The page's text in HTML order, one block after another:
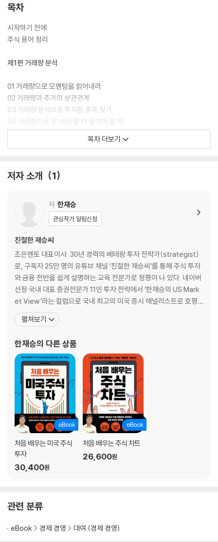
목차
시작하기 전에
주식 용어 정리
제1편 거래량 분석
01 거래량으로 모멘텀을 읽어내라
02 거래량과 주가의 상관관계
03 거래량 분석으로 투자할 종목 찾기
04 거래량으로 본 사야 할 때 팔아야 할 때
05 쉿! 대량 거래의 비밀과 급등주의 특징
06 추세를 아는 것은 성공 투자의 지름길
08 추세를 이용하여 강한 종목 찾기
09 이럴 때는 빨리 발을 빼라
10 내 종목은 어디까지 갈까?
제3편 캔들과 떠나는 주식 여행
11 캔들의 첫걸음
12 반전을 알리는 캔들의 기본형
13 반전형 캔들로 본 살 때와 팔 때
15 지속형을 알면 수익이 보인다
제4편 이동평균선을 이용한 매매법
16 이동평균선을 보면 주가의 움직임이 보인다
17 주가의 흐름과 그랜빌의 법칙
18 원리만 알면 끝! 이동평균선의 지지와 저항
19 이동평균선이 만나면 무슨 일이 생길까?
20 이격도를 이용해 수익 올리기
제5편 보조지표 (1) 일반형
21 단기 지표의 최고봉 스토캐스틱
22 주가 움직임의 강도 측정 RSI
25 추세 방향과 강도를 동시에 잡는 DMI
27 볼린저밴드: 밴드폭을 이용한 매매 기법
목차 더보기
저자 소개 1
저 한재승
관심작가 알림신청
친절한 재승씨
조은멘토 대표이사. 30년 경력의 베테랑 투자 전략가(strategist)
로, 구독자 25만 명의 유튜브 채널 ‘친절한 재승씨’를 통해 주식 투자
와 금융 전반을 쉽게 설명하는 교육 전문가로 정평이 나 있다. 네이버
선정 국내 대표 증권전문가 11인 투자 전략에서 ‘한재승의 US Mark
et View’라는 칼럼으로 국내 최고의 미국 증시 애널리스트로 호평
받았다. 첫 책 《주가차트 알고 보니 쉽네》는 20년 넘게 스테디셀러로
사랑받았으며, 누적 조회수 2,000만 회를 기록한 유튜브 강의의 인
에게 쉽고 명쾌하다는 평
펼쳐보기
한재승의 다른 상품
처음 배우는 미국 주식
투자
30,400원
처음 배우는 주식 차트
26,600원
관련 분류
eBook 경제 경영 대여 (경제 경영)